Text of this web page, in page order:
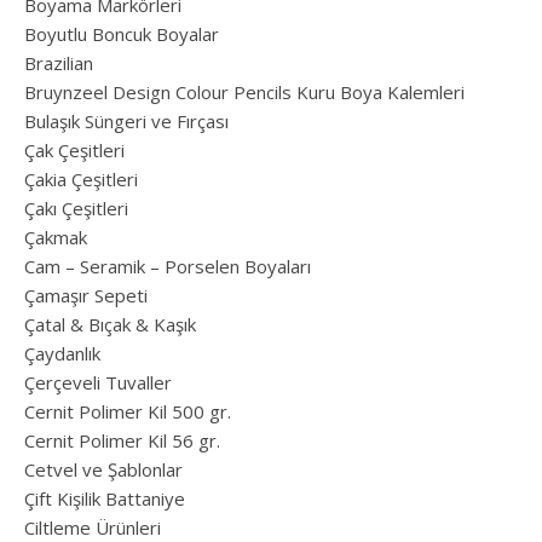
Boyama Markörleri
Boyutlu Boncuk Boyalar
Brazilian
Bruynzeel Design Colour Pencils Kuru Boya Kalemleri
Bulaşık Süngeri ve Fırçası
Çak Çeşitleri
Çakia Çeşitleri
Çakı Çeşitleri
Çakmak
Cam – Seramik – Porselen Boyaları
Çamaşır Sepeti
Çatal & Bıçak & Kaşık
Çaydanlık
Çerçeveli Tuvaller
Cernit Polimer Kil 500 gr.
Cernit Polimer Kil 56 gr.
Cetvel ve Şablonlar
Çift Kişilik Battaniye
Ciltleme Ürünleri